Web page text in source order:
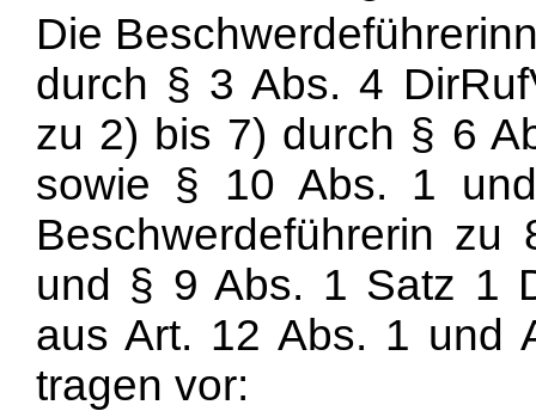
Die
durch § 3 Abs. 4
zu 2) bis 7) durch § 6
sowie § 10 Abs. 1
Beschwerdeführerin
und § 9 Abs. 1 Satz 1
aus Art. 12 Abs. 1 und
tragen vor: